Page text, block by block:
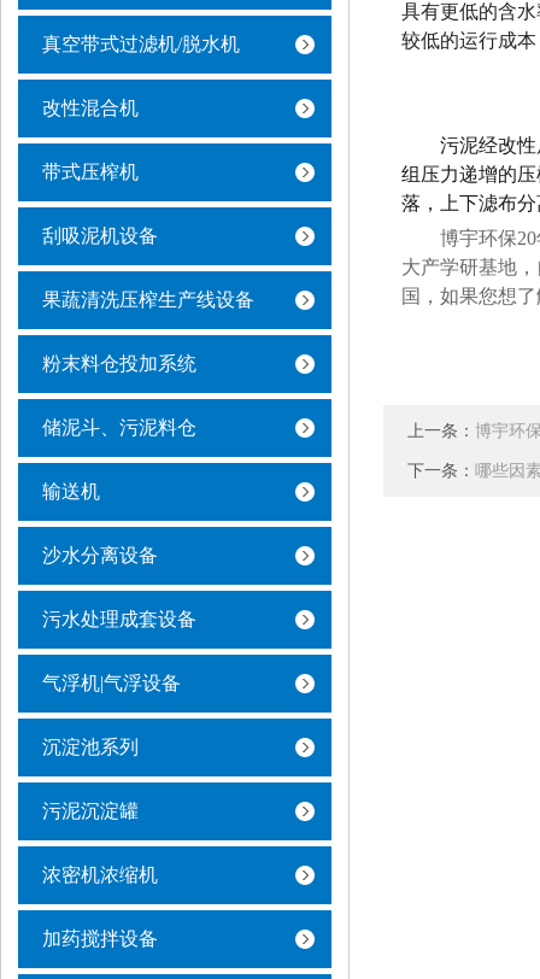
真空带式过滤机/脱水机
改性混合机
带式压榨机
刮吸泥机设备
果蔬清洗压榨生产线设备
粉末料仓投加系统
储泥斗、污泥料仓
输送机
沙水分离设备
污水处理成套设备
气浮机|气浮设备
沉淀池系列
污泥沉淀罐
浓密机浓缩机
加药搅拌设备
具有更低的含
较低的运行成
污泥经改
组压力递增的
落，上下滤布
博宇环保
大产学研基地
国，如果您想
上一条： 博宇环
下一条： 哪些因